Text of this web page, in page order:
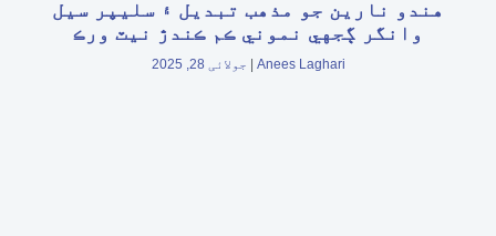
هندو نارين جو مذهب تبديل ۽ سليپر سيل
وانگر ڳجهي نموني ڪم ڪندڙ نيٽ ورڪ
Anees Laghari جولائی 28, 2025